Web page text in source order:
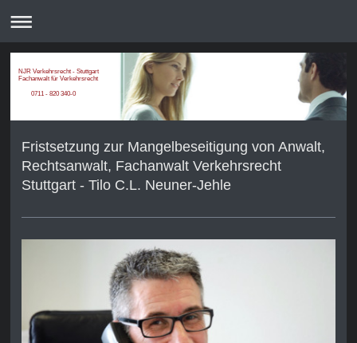
NJR Verkehrsrecht - Stuttgart
Fachanwalt für Verkehrsrecht
0711 - 820 340-0
Fristsetzung zur Mangelbeseitigung von Anwalt,
Rechtsanwalt, Fachanwalt Verkehrsrecht
Stuttgart - Tilo C.L. Neuner-Jehle